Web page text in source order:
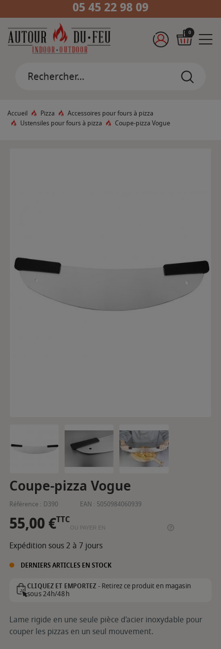
05 45 22 98 09
0
Accueil Pizza
Accessoires pour fours à pizza
Ustensiles pour fours à pizza
Coupe-pizza Vogue
Coupe-pizza Vogue
Référence : D390 EAN : 5050984060939
55,00 €TTC
OU PAYER EN
Expédition sous 2 à 7 jours
DERNIERS ARTICLES EN STOCK
CLIQUEZ ET EMPORTEZ -Retirez ce produit en magasin
sous 24h/48h
Lame rigide en une seule pièce d'acier inoxydable pour
couper les pizzas en un seul mouvement.